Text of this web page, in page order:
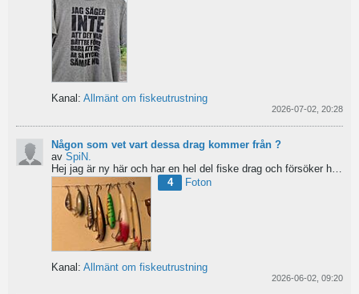
Kanal: Allmänt om fiskeutrustning
2026-07-02, 20:28
Någon som vet vart dessa drag kommer från ?
av SpiN.
4
Foton
Kanal: Allmänt om fiskeutrustning
2026-06-02, 09:20